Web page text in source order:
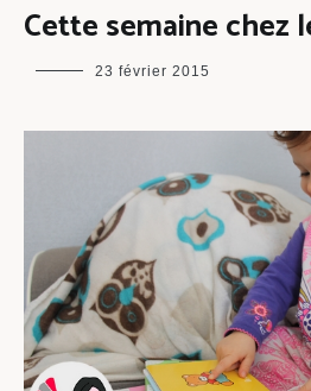
Cette semaine chez
maman
23 février 2015